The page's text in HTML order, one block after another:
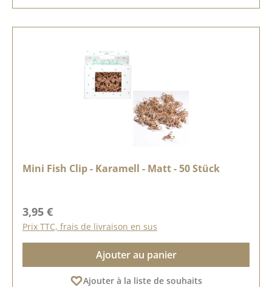
Mini Fish Clip - Karamell - Matt - 50 Stück
Prix régulier :
3,95 €
Prix TTC, frais de livraison en sus
Ajouter au panier
Ajouter à la liste de souhaits